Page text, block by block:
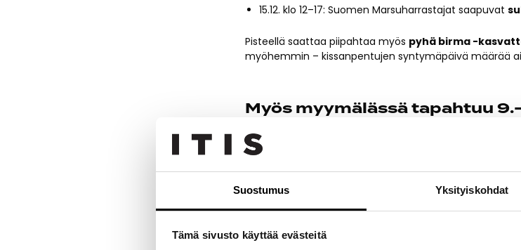
Suostumus Yksityiskohdat
Tämä sivusto käyttää evästeitä
15.12. klo 12–17: Suomen Marsuharrastajat saapuvat
Pisteellä saattaa piipahtaa myös pyhä birma -
myöhemmin – kissanpentujen syntymäpäivä määrää
Myös myymälässä tapahtuu 9.-
Eläinpop-upin lisäksi myös Megaeläimen myymälässä
nähtävää!
Värityspiste lapsille
– tule päästämään luovuutesi
Tujoma Luxury -lemmikkipedin arvonta–